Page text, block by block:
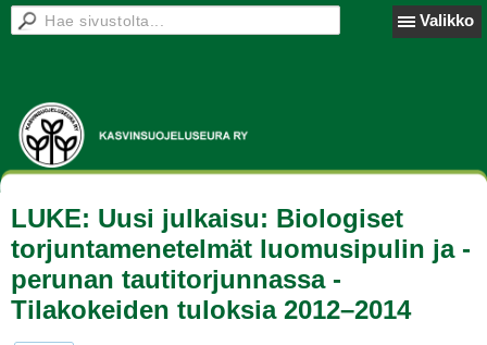
Valikko
LUKE: Uusi julkaisu: Biologiset
torjuntamenetelmät luomusipulin ja -
perunan tautitorjunnassa -
Tilakokeiden tuloksia 2012–2014